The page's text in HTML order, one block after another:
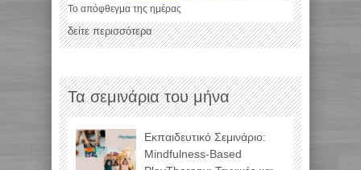
Το απόφθεγμα της ημέρας
δείτε περισσότερα
Τα σεμινάρια του μήνα
Εκπαιδευτικό Σεμινάριο:
Mindfulness-Based